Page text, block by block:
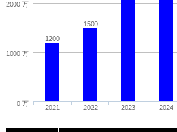
1200
1500
2021 2022 2023 2024
0 万
1000 万
2000 万